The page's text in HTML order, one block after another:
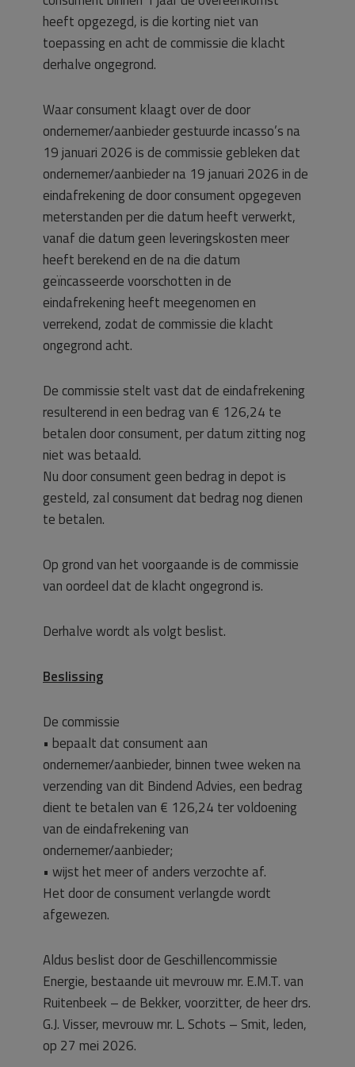
heeft opgezegd, is die korting niet van
toepassing en acht de commissie die klacht
derhalve ongegrond.
Waar consument klaagt over de door
ondernemer/aanbieder gestuurde incasso’s na
19 januari 2026 is de commissie gebleken dat
ondernemer/aanbieder na 19 januari 2026 in de
eindafrekening de door consument opgegeven
meterstanden per die datum heeft verwerkt,
vanaf die datum geen leveringskosten meer
heeft berekend en de na die datum
geïncasseerde voorschotten in de
eindafrekening heeft meegenomen en
verrekend, zodat de commissie die klacht
ongegrond acht.
De commissie stelt vast dat de eindafrekening
resulterend in een bedrag van € 126,24 te
betalen door consument, per datum zitting nog
niet was betaald.
Nu door consument geen bedrag in depot is
gesteld, zal consument dat bedrag nog dienen
te betalen.
Op grond van het voorgaande is de commissie
van oordeel dat de klacht ongegrond is.
Derhalve wordt als volgt beslist.
Beslissing
De commissie
• bepaalt dat consument aan
ondernemer/aanbieder, binnen twee weken na
verzending van dit Bindend Advies, een bedrag
dient te betalen van € 126,24 ter voldoening
van de eindafrekening van
ondernemer/aanbieder;
• wijst het meer of anders verzochte af.
Het door de consument verlangde wordt
afgewezen.
Aldus beslist door de Geschillencommissie
Energie, bestaande uit mevrouw mr. E.M.T. van
Ruitenbeek – de Bekker, voorzitter, de heer drs.
G.J. Visser, mevrouw mr. L. Schots – Smit, leden,
op 27 mei 2026.